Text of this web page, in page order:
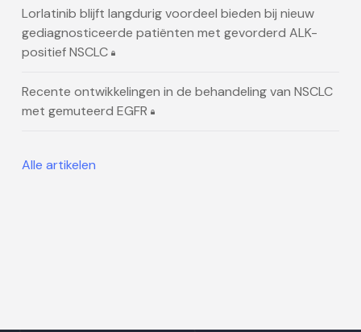
Lorlatinib blijft langdurig voordeel bieden bij nieuw
gediagnosticeerde patiënten met gevorderd ALK-
positief NSCLC
Recente ontwikkelingen in de behandeling van NSCLC
met gemuteerd EGFR
Alle artikelen